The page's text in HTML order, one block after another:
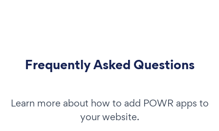
Frequently Asked Questions
Learn more about how to add POWR apps to
your website.